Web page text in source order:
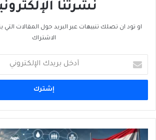
نشرتنا
او تود ان تصلك تنبيهات عبر البريد حول المقالات التي
الاشتراك
بريدك
الإلكتروني
الديبلوماسية